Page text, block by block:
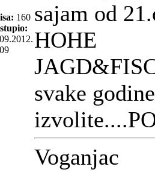
160 sajam od
HOHE
svake
Voganjac